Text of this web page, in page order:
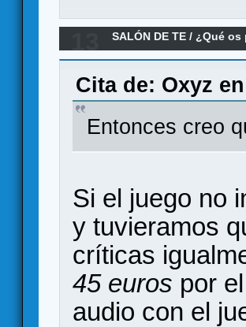
SALÓN DE TE /¿Qué os
Cita de: Oxyz
Entonces creo
Si el juego no
y tuvieramos
críticas
45 euros por
audio con el